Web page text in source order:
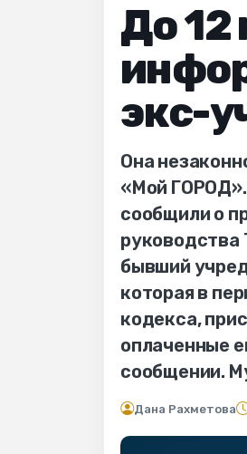
До 12
экс-
Она
«Мой ГОРОД».
сообщили о
руководства
бывший
которая в
кодекса,
оплаченные
сообщении.
Дана Рахметова